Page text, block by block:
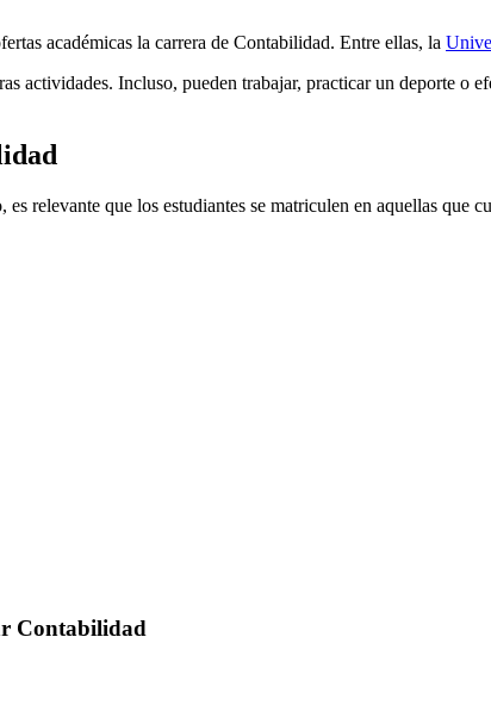
académicas la carrera de Contabilidad. Entre ellas, la
actividades. Incluso, pueden trabajar, practicar un deporte o
relevante que los estudiantes se matriculen en aquellas que
Contabilidad